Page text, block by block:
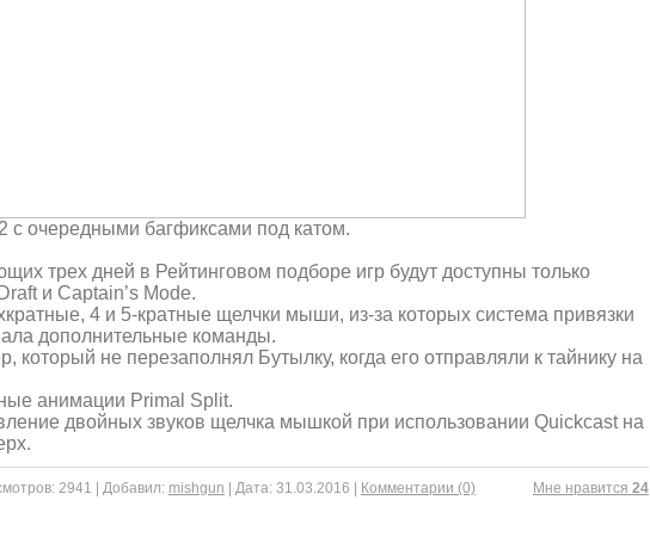
с очередными багфиксами под катом.
трех дней в Рейтинговом подборе игр будут доступны только
и Captain’s Mode.
4 и 5-кратные щелчки мыши, из-за которых система привязки
дополнительные команды.
который не перезаполнял Бутылку, когда его отправляли к тайнику на
анимации Primal Split.
двойных звуков щелчка мышкой при использовании Quickcast на
Mне нравится 24
2941 Добавил: mishgun Дата: 31.03.2016 Комментарии (0)